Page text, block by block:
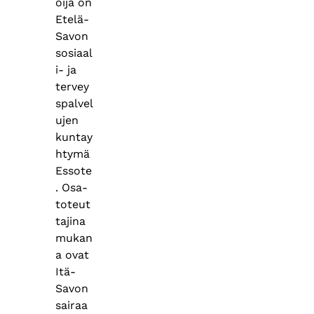
Etelä-
Savon
sosiaal
i- ja
tervey
spalvel
ujen
kuntay
htymä
Essote
. Osa-
toteut
tajina
mukan
a ovat
Itä-
Savon
sairaa